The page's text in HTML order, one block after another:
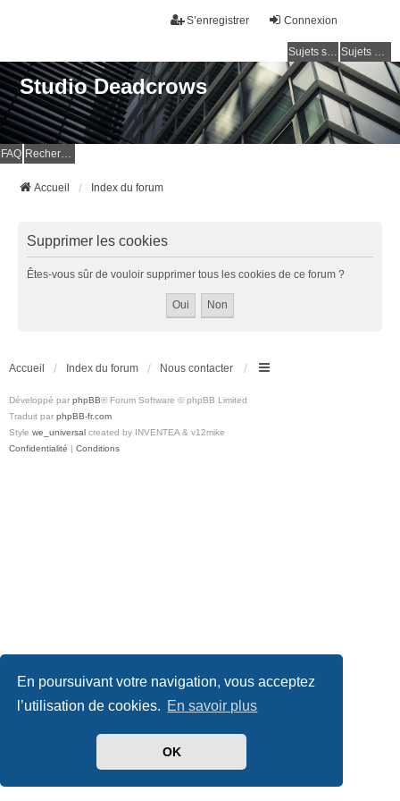
En poursuivant votre navigation, vous acceptez
l’utilisation de cookies. En savoir plus
OK
Connexion
S’enregistrer
Sujets sans réponse Sujets actifs
Studio Deadcrows
FAQ Rechercher
Accueil Index du forum
Supprimer les cookies
Êtes-vous sûr de vouloir supprimer tous les cookies de ce forum ?
Accueil Index du forum Nous contacter
Développé par phpBB® Forum Software © phpBB Limited
Traduit par phpBB-fr.com
Style we_universal created by INVENTEA & v12mike
Confidentialité | Conditions